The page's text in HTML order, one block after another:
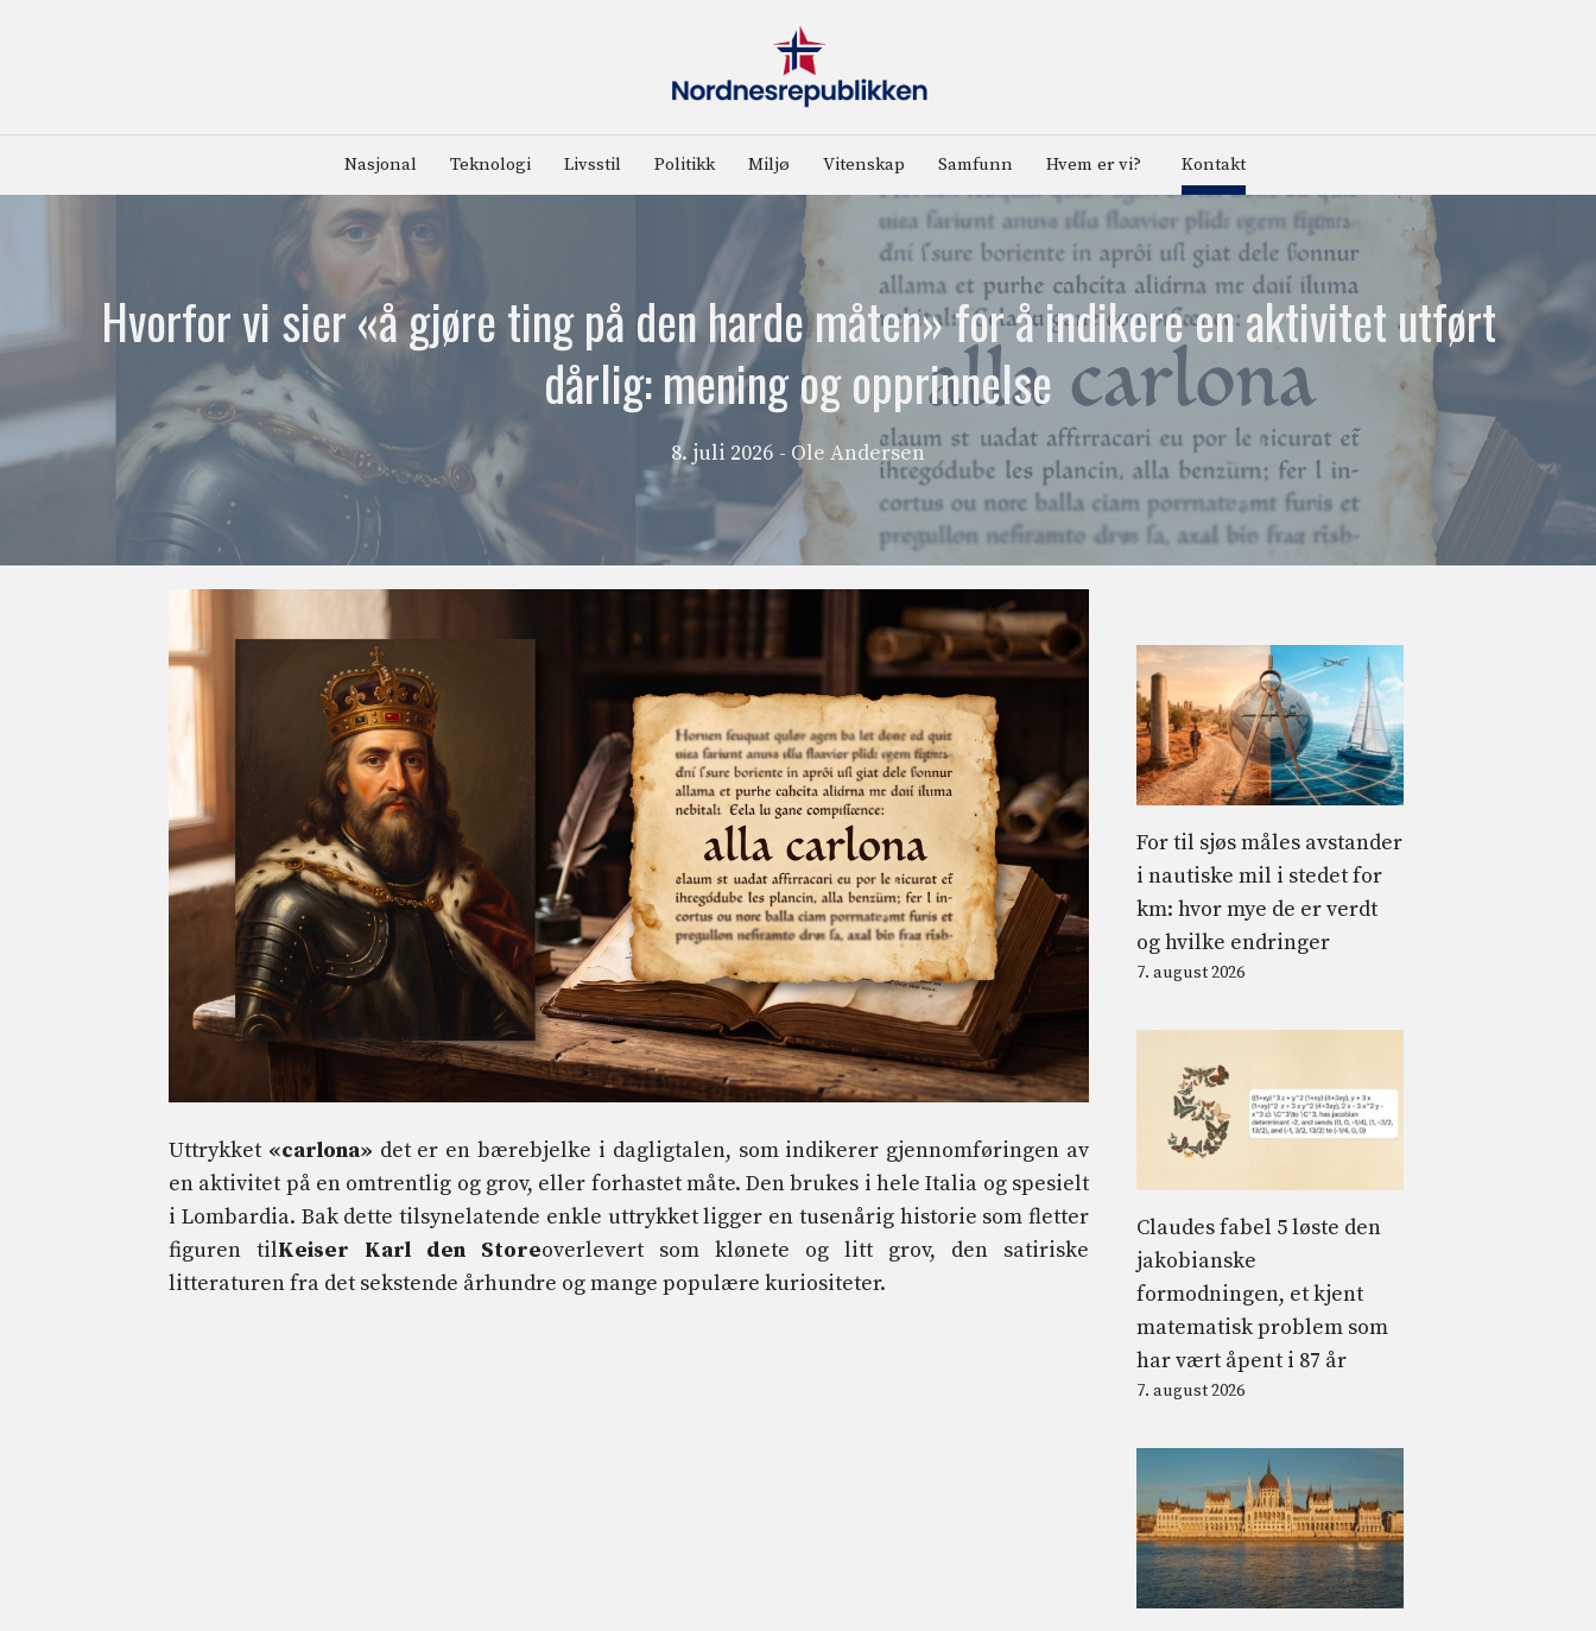
Nasjonal Teknologi Livsstil Politikk Miljø Vitenskap Samfunn Hvem er vi? Kontakt
Hvorfor vi sier «å gjøre ting på den harde måten» for å indikere en aktivitet utført
dårlig: mening og opprinnelse
8. juli 2026 - Ole Andersen
Uttrykket «carlona» det er en bærebjelke i dagligtalen, som indikerer gjennomføringen av
en aktivitet på en omtrentlig og grov, eller forhastet måte. Den brukes i hele Italia og spesielt
i Lombardia. Bak dette tilsynelatende enkle uttrykket ligger en tusenårig historie som fletter
figuren tilKeiser Karl den Storeoverlevert som klønete og litt grov, den satiriske
litteraturen fra det sekstende århundre og mange populære kuriositeter.
For til sjøs måles avstander
i nautiske mil i stedet for
km: hvor mye de er verdt
og hvilke endringer
7. august 2026
Claudes fabel 5 løste den
jakobianske
formodningen, et kjent
matematisk problem som
har vært åpent i 87 år
7. august 2026